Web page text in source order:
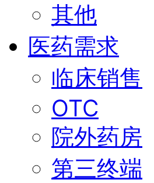
其他
医药需求
临床销售
OTC
院外药房
第三终端